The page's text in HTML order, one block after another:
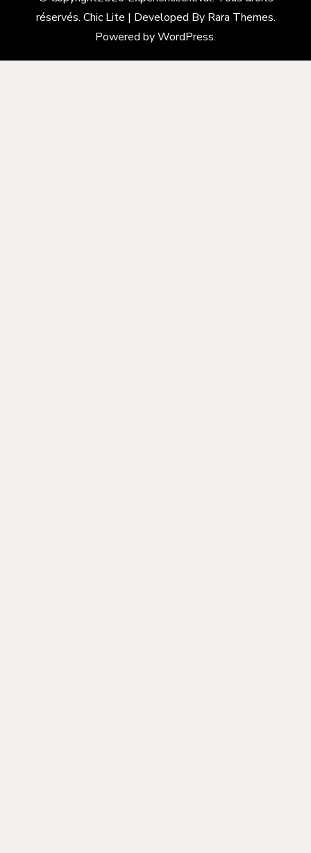
réservés. Chic Lite | Developed By Rara Themes.
Powered byWordPress.